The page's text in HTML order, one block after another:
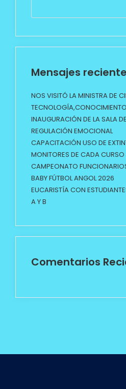
Mensajes
NOS VISITÓ LA MINISTRA DE
INAUGURACIÓN DE LA SALA
REGULACIÓN EMOCIONAL
CAPACITACIÓN USO DE
MONITORES DE CADA CURSO
CAMPEONATO
BABY FÚTBOL ANGOL 2026
EUCARISTÍA CON
A Y B
Comentarios